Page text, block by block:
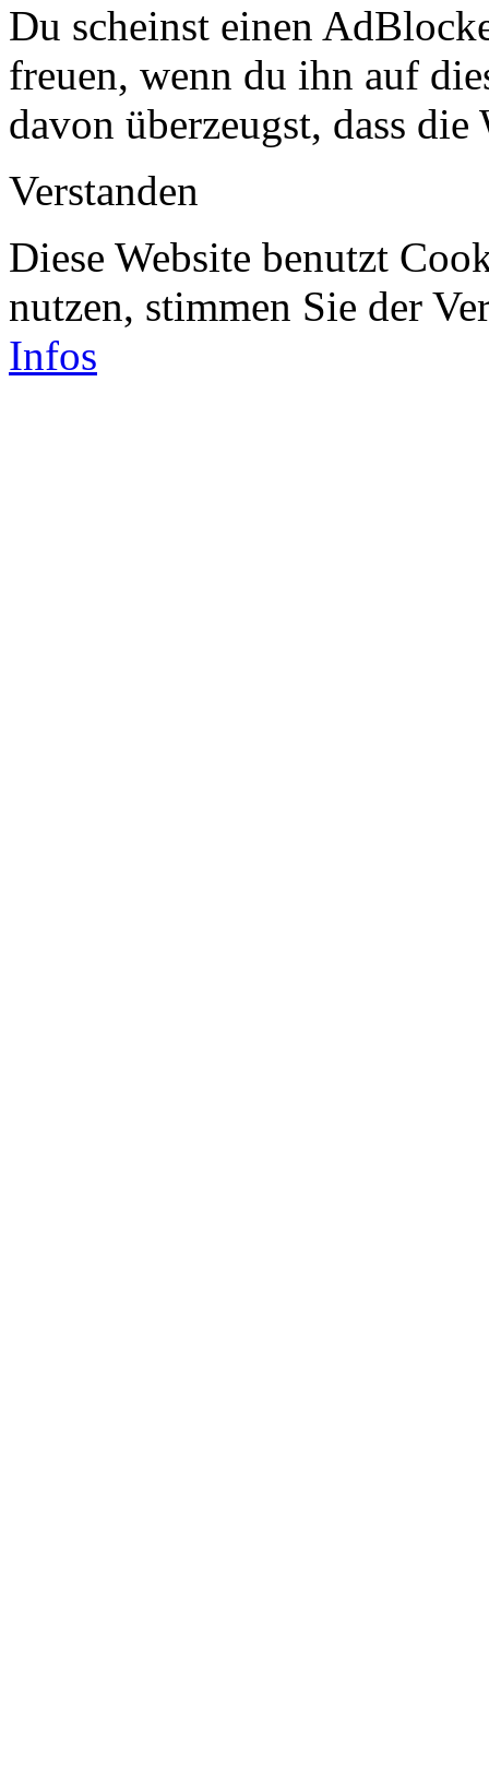
Du scheinst einen
freuen, wenn du ihn auf
davon überzeugst, dass
Verstanden
Diese Website benutzt
nutzen, stimmen Sie der
Infos